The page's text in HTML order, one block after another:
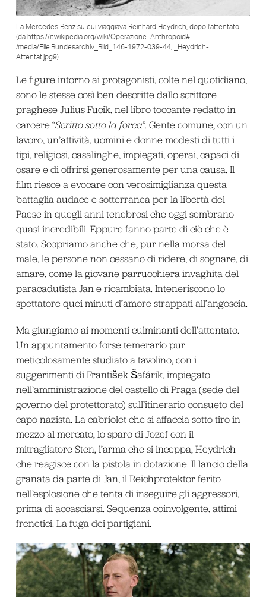
La Mercedes Benz su cui viaggiava Reinhard Heydrich, dopo l’attentato
(da https://it.wikipedia.org/wiki/Operazione_Anthropoid#
/media/File:Bundesarchiv_Bild_146-1972-039-44, _Heydrich-
Attentat.jpg9)
Le figure intorno ai protagonisti, colte nel quotidiano,
sono le stesse così ben descritte dallo scrittore
praghese Julius Fucik, nel libro toccante redatto in
carcere “Scritto sotto la forca”. Gente comune, con un
lavoro, un’attività, uomini e donne modesti di tutti i
tipi, religiosi, casalinghe, impiegati, operai, capaci di
osare e di offrirsi generosamente per una causa. Il
film riesce a evocare con verosimiglianza questa
battaglia audace e sotterranea per la libertà del
Paese in quegli anni tenebrosi che oggi sembrano
quasi incredibili. Eppure fanno parte di ciò che è
stato. Scopriamo anche che, pur nella morsa del
male, le persone non cessano di ridere, di sognare, di
amare, come la giovane parrucchiera invaghita del
paracadutista Jan e ricambiata. Inteneriscono lo
spettatore quei minuti d’amore strappati all’angoscia.
Ma giungiamo ai momenti culminanti dell’attentato.
Un appuntamento forse temerario pur
meticolosamente studiato a tavolino, con i
suggerimenti di František Šafárik, impiegato
nell’amministrazione del castello di Praga (sede del
governo del protettorato) sull’itinerario consueto del
capo nazista. La cabriolet che si affaccia sotto tiro in
mezzo al mercato, lo sparo di Jozef con il
mitragliatore Sten, l’arma che si inceppa, Heydrich
che reagisce con la pistola in dotazione. Il lancio della
granata da parte di Jan, il Reichprotektor ferito
nell’esplosione che tenta di inseguire gli aggressori,
prima di accasciarsi. Sequenza coinvolgente, attimi
frenetici. La fuga dei partigiani.